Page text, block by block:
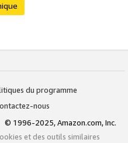
du programme
nous
© 1996-2025, Amazon.com, Inc.
et des outils similaires